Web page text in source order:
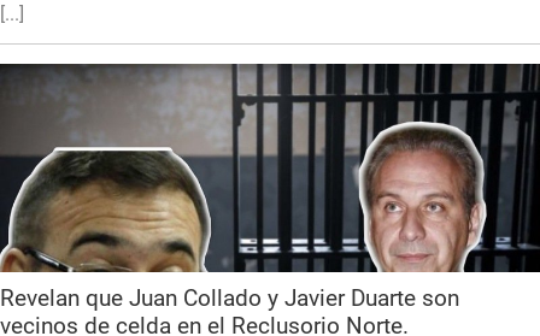
[...]
Revelan que Juan Collado y Javier Duarte son
vecinos de celda en el Reclusorio Norte.